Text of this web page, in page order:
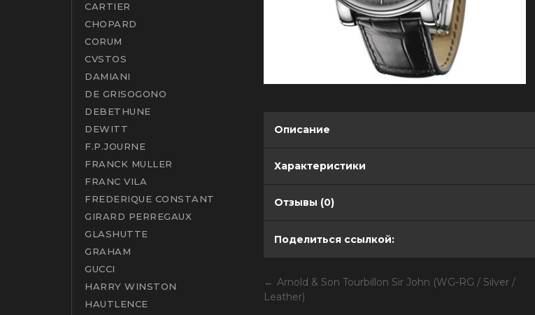
CARTIER
CHOPARD
CORUM
CVSTOS
DAMIANI
DE GRISOGONO
DEBETHUNE
DEWITT
F.P.JOURNE
FRANCK MULLER
FRANC VILA
FREDERIQUE CONSTANT
GIRARD PERREGAUX
GLASHUTTE
GRAHAM
GUCCI
HARRY WINSTON
HAUTLENCE
Описание
Характеристики
Отзывы (0)
Поделиться ссылкой:
Arnold & Son Tourbillon Sir John (WG-RG / Silver /
Leather)